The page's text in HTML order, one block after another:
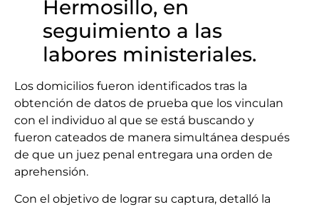
Hermosillo, en
seguimiento a las
labores ministeriales.
Los domicilios fueron identificados tras la
obtención de datos de prueba que los vinculan
con el individuo al que se está buscando y
fueron cateados de manera simultánea después
de que un juez penal entregara una orden de
aprehensión.
Con el objetivo de lograr su captura, detalló la